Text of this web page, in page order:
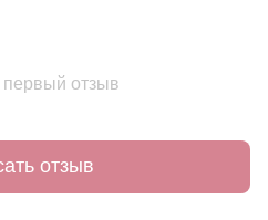
первый отзыв
отзыв